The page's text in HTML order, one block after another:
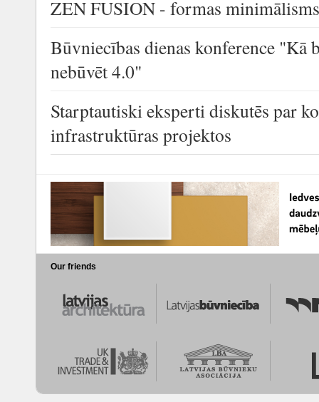
ZEN FUSION - formas
Būvniecības dienas konference "Kā
nebūvēt 4.0"
Starptautiski eksperti diskutēs par
infrastruktūras projektos
Our friends